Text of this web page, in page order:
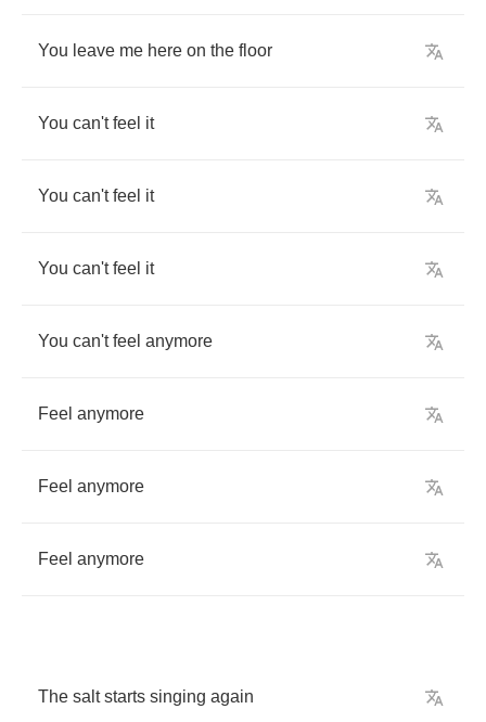
You leave me here on the floor
You can't feel it
You can't feel it
You can't feel it
You can't feel anymore
Feel anymore
Feel anymore
Feel anymore
The salt starts singing again